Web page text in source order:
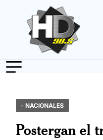
- NACIONALES
Postergan el